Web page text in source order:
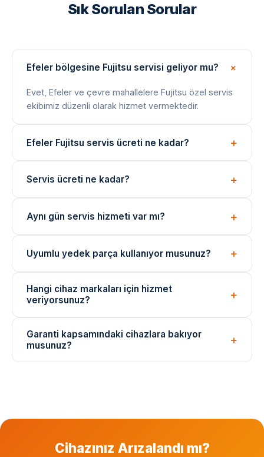
Sık Sorulan Sorular
Efeler bölgesine Fujitsu servisi geliyor mu?
Evet, Efeler ve çevre mahallelere Fujitsu özel servis
ekibimiz düzenli olarak hizmet vermektedir.
Efeler Fujitsu servis ücreti ne kadar?
göre değişir; işlem öncesi net fiyat bilgisi paylaşılır.
Servis ücreti ne kadar?
ve değişen parçaya göre belirlenir. İşlem öncesi fiyat
Aynı gün servis hizmeti var mı?
ekibimizi yönlendirebiliyoruz. Acil durumlar için çağrı
Uyumlu yedek parça kullanıyor musunuz?
yedek parçalar kullanılmaktadır. Parça değişimlerinde
garanti verilir.
Hangi cihaz markaları için hizmet
veriyorsunuz?
daha birçok marka cihazı için bağımsız teknik servis
hizmeti sunuyoruz.
Garanti kapsamındaki cihazlara bakıyor
musunuz?
Cihazınız Arızalandı mı?